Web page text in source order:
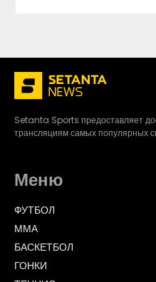
Setanta Sports предоставляет
трансляциям самых популярных
Меню
ФУТБОЛ
ММА
БАСКЕТБОЛ
ГОНКИ